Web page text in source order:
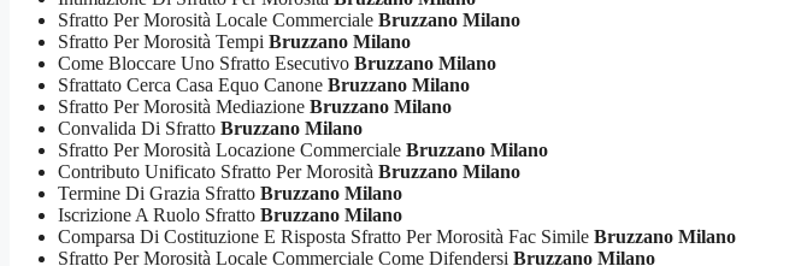
Sfratto Per Morosità Locale Commerciale Bruzzano Milano
Sfratto Per Morosità Tempi Bruzzano Milano
Come Bloccare Uno Sfratto Esecutivo Bruzzano Milano
Sfrattato Cerca Casa Equo Canone Bruzzano Milano
Sfratto Per Morosità Mediazione Bruzzano Milano
Convalida Di Sfratto Bruzzano Milano
Sfratto Per Morosità Locazione Commerciale Bruzzano Milano
Contributo Unificato Sfratto Per Morosità Bruzzano Milano
Termine Di Grazia Sfratto Bruzzano Milano
Iscrizione A Ruolo Sfratto Bruzzano Milano
Comparsa Di Costituzione E Risposta Sfratto Per Morosità Fac Simile Bruzzano Milano
Sfratto Per Morosità Locale Commerciale Come Difendersi Bruzzano Milano